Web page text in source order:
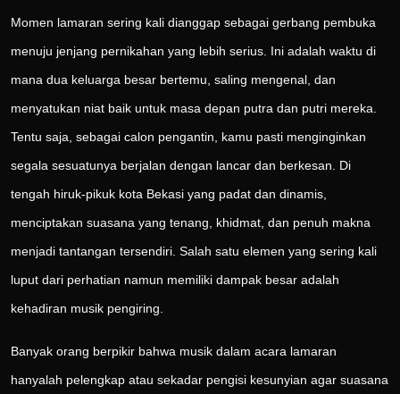
Momen lamaran sering kali dianggap sebagai gerbang pembuka
menuju jenjang pernikahan yang lebih serius. Ini adalah waktu di
mana dua keluarga besar bertemu, saling mengenal, dan
menyatukan niat baik untuk masa depan putra dan putri mereka.
Tentu saja, sebagai calon pengantin, kamu pasti menginginkan
segala sesuatunya berjalan dengan lancar dan berkesan. Di
tengah hiruk-pikuk kota Bekasi yang padat dan dinamis,
menciptakan suasana yang tenang, khidmat, dan penuh makna
menjadi tantangan tersendiri. Salah satu elemen yang sering kali
luput dari perhatian namun memiliki dampak besar adalah
kehadiran musik pengiring.
Banyak orang berpikir bahwa musik dalam acara lamaran
hanyalah pelengkap atau sekadar pengisi kesunyian agar suasana